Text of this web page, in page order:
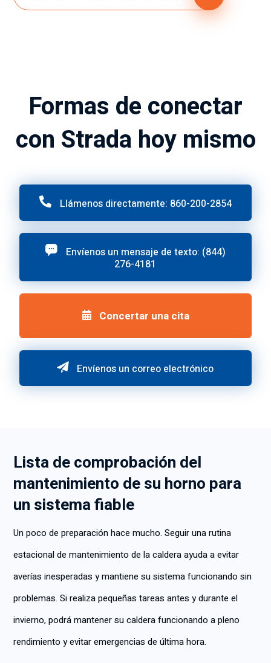
Formas de conectar
con Strada hoy mismo
Llámenos directamente: 860-200-2854
Envíenos un mensaje de texto: (844)
276-4181
Concertar una cita
Envíenos un correo electrónico
Lista de comprobación del
mantenimiento de su horno para
un sistema fiable
Un poco de preparación hace mucho. Seguir una rutina
estacional de mantenimiento de la caldera ayuda a evitar
averías inesperadas y mantiene su sistema funcionando sin
problemas. Si realiza pequeñas tareas antes y durante el
invierno, podrá mantener su caldera funcionando a pleno
rendimiento y evitar emergencias de última hora.